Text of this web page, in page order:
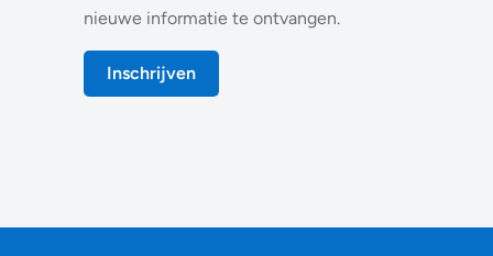
nieuwe informatie te ontvangen.
Inschrijven